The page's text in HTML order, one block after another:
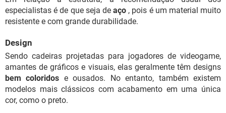
especialistas é de que seja de aço , pois é um material muito
resistente e com grande durabilidade.
Design
Sendo cadeiras projetadas para jogadores de videogame,
amantes de gráficos e visuais, elas geralmente têm designs
bem coloridos e ousados. No entanto, também existem
modelos mais clássicos com acabamento em uma única
cor, como o preto.